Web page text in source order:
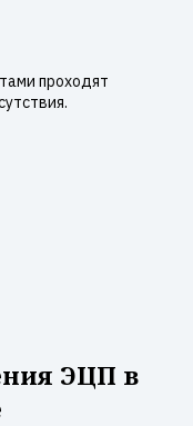
проходят
ЭЦП в